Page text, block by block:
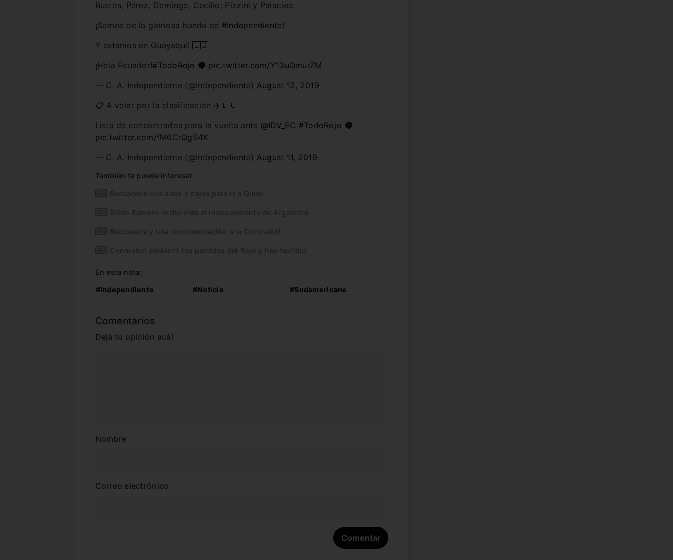
Bustos, Pérez, Domingo, Cecilio; Pizzini y Palacios.
¡Somos de la gloriosa banda de #Independiente!
Y estamos en Guayaquil 🇪🇨
¡Hola Ecuador!#TodoRojo 🔴 pic.twitter.com/Y13uQmurZM
— C. A. Independiente (@Independiente) August 12, 2019
📋 A volar por la clasificación ✈️🇪🇨
Lista de concentrados para la vuelta ante @IDV_EC #TodoRojo 🔴
pic.twitter.com/fM6CrQgS4X
— C. A. Independiente (@Independiente) August 11, 2019
También te puede interesar
Beccacece con altas y bajas para ir a Quito
Silvio Romero le dio vida al Independiente de Argentina
Beccacece y una recomendación a la Conmebol
Conmebol adelantó los partidos del Rojo y hay fastidio
En esta nota:
#Independiente #Noticia #Sudamericana
Comentarios
Dejá tu opinión acá!
Nombre
Correo electrónico